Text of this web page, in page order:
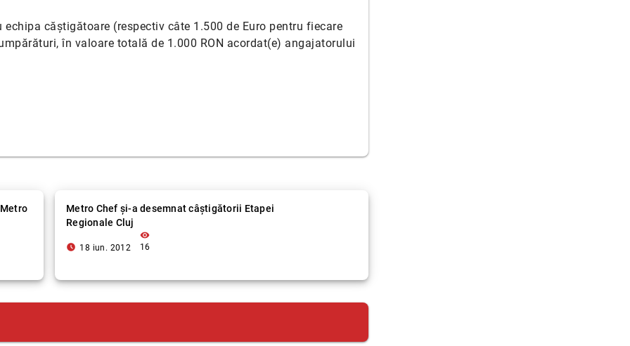
echipa căștigătoare (respectiv câte 1.500 de Euro pentru fiecare
în valoare totală de 1.000 RON acordat(e) angajatorului
Metro Chef şi-a desemnat câştigătorii Etapei
Regionale Cluj
access_time_filled 18 iun. 2012
visibility
16